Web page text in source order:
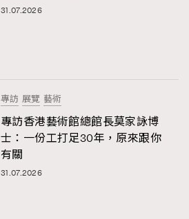
31.07.2026
專訪 展覽 藝術
專訪香港藝術館總館長莫家詠博
士：一份工打足30年，原來跟你
有關
31.07.2026